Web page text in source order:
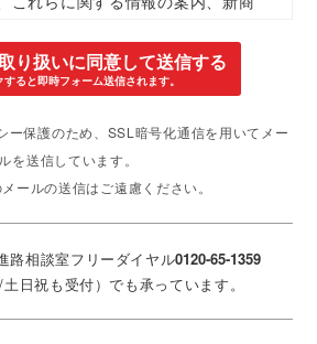
委託を受けた商品・サービスの情
するものとします。当社では個人
おります。また、お客様の個人情
て管理しており、そのデータベー
のは、業務上必要な従業員に限定
当社は全従業員に定期的に個人情
報の取り扱いについて教育を行っ
り扱いに同意して送信する
ると即時フォーム送信されます。
ー保護のため、SSL暗号化通信を用いてメー
ルを送信しています。
ールの送信はご遠慮ください。
路相談室フリーダイヤル0120-65-1359
日祝も受付）でも承っています。